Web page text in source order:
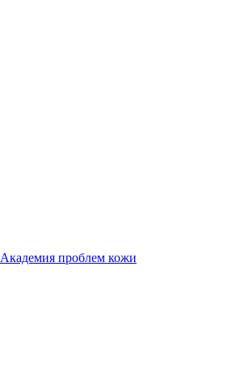
Академия проблем кожи